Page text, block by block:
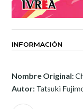
INFORMACIÓN
Nombre Original:
Autor: Tatsuki